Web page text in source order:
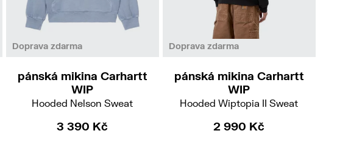
Doprava zdarma
M
pánská mikina Carhartt
WIP
Hooded Nelson Sweat
3 390 Kč
Doprava zdarma
ML
pánská mikina Carhartt
WIP
Hooded Wiptopia II Sweat
2 990 Kč